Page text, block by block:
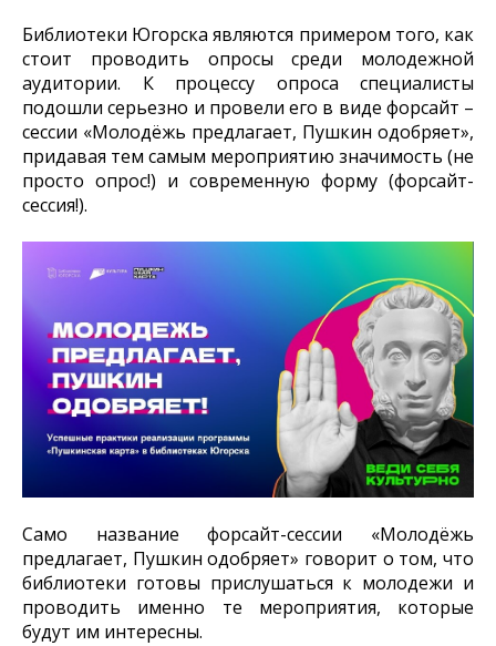
Библиотеки Югорска являются примером того, как
стоит проводить опросы среди молодежной
аудитории. К процессу опроса специалисты
подошли серьезно и провели его в виде форсайт –
сессии «Молодёжь предлагает, Пушкин одобряет»,
придавая тем самым мероприятию значимость (не
просто опрос!) и современную форму (форсайт-
сессия!).
Само название форсайт-сессии «Молодёжь
предлагает, Пушкин одобряет» говорит о том, что
библиотеки готовы прислушаться к молодежи и
проводить именно те мероприятия, которые
будут им интересны.